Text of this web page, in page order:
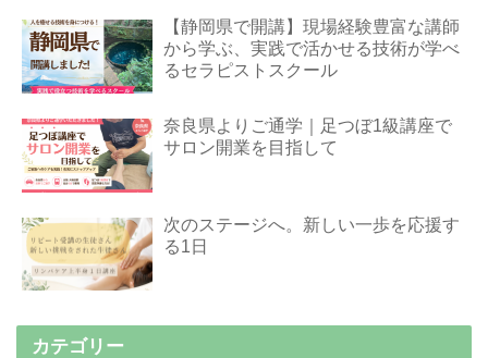
【静岡県で開講】現場経験豊富な講師
から学ぶ、実践で活かせる技術が学べ
るセラピストスクール
奈良県よりご通学｜足つぼ1級講座で
サロン開業を目指して
次のステージへ。新しい一歩を応援す
る1日
カテゴリー